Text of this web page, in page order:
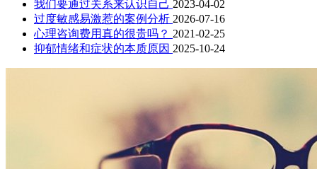
我们要通过关系来认识自己 2023-04-02
过度敏感易激惹的案例分析 2026-07-16
心理咨询费用真的很贵吗？ 2021-02-25
抑郁情绪和症状的本质原因 2025-10-24